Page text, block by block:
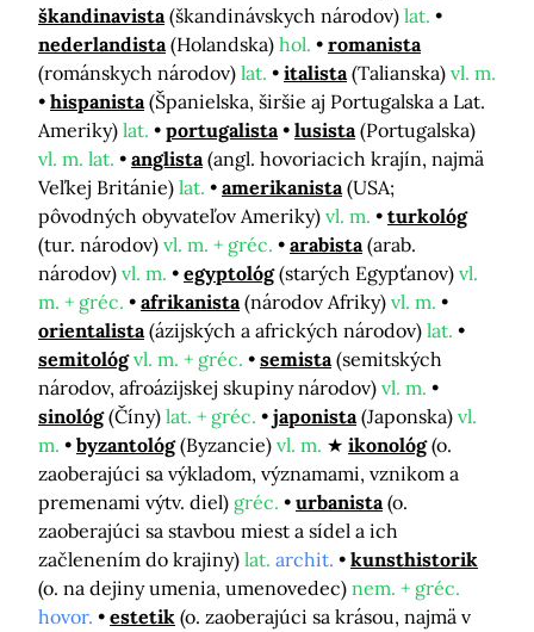
škandinavista (škandinávskych národov) lat.
nederlandista (Holandska) hol.
romanista
(románskych národov) lat. italista (Talianska) vl. m.
hispanista (Španielska, širšie aj Portugalska a Lat.
Ameriky) lat. portugalista lusista (Portugalska)
vl. m. lat.
anglista (angl. hovoriacich krajín, najmä
Veľkej Británie) lat. amerikanista (USA;
pôvodných obyvateľov Ameriky) vl. m.
turkológ
(tur. národov) vl. m. + gréc. arabista (arab.
národov) vl. m. egyptológ (starých Egypťanov) vl.
m. + gréc.
afrikanista (národov Afriky) vl. m.
orientalista (ázijských a afrických národov) lat.
semitológ vl. m. + gréc. semista (semitských
národov, afroázijskej skupiny národov) vl. m.
sinológ (Číny) lat. + gréc. japonista (Japonska) vl.
m.
byzantológ (Byzancie) vl. m. ikonológ (o.
zaoberajúci sa výkladom, významami, vznikom a
premenami výtv. diel) gréc. urbanista (o.
zaoberajúci sa stavbou miest a sídel a ich
začlenením do krajiny) lat. archit.
kunsthistorik
(o. na dejiny umenia, umenovedec) nem. + gréc.
hovor.
estetik (o. zaoberajúci sa krásou, najmä v